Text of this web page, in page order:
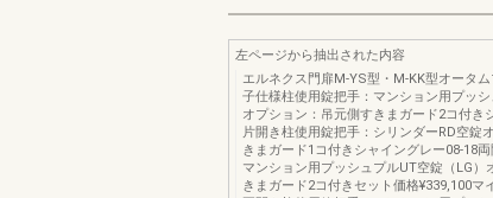
左ページから抽出された内容
エルネクス門扉M-YS型・M-KK型オータ
子仕様柱使用錠把手：マンション用プッシ
オプション：吊元側すきまガード2コ付き
片開き柱使用錠把手：シリンダーRD空錠
きまガード1コ付きシャイングレー08-18両
マンション用プッシュプルUT空錠（LG）
きまガード2コ付きセット価格¥339,100マ